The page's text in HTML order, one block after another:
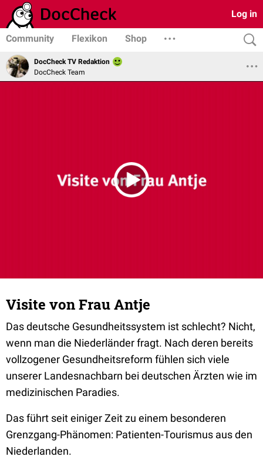
Log in
Community Flexikon Shop
DocCheck TV Redaktion
DocCheck Team
Visite von Frau Antje
Das deutsche Gesundheitssystem ist schlecht? Nicht,
wenn man die Niederländer fragt. Nach deren bereits
vollzogener Gesundheitsreform fühlen sich viele
unserer Landesnachbarn bei deutschen Ärzten wie im
medizinischen Paradies.
Das führt seit einiger Zeit zu einem besonderen
Grenzgang-Phänomen: Patienten-Tourismus aus den
Niederlanden.